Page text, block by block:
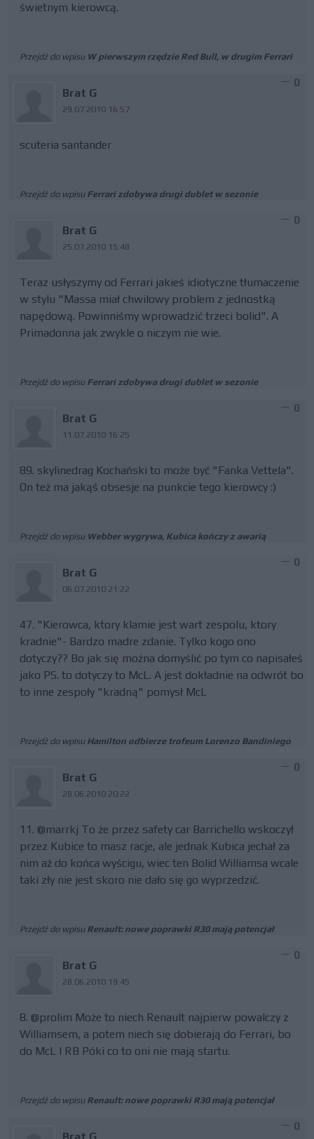
świetnym kierowcą.
Przejdź do wpisu W pierwszym rzędzie Red Bull, w drugim Ferrari
Brat G
29.07.2010 16:57
0
scuteria santander
Przejdź do wpisu Ferrari zdobywa drugi dublet w sezonie
Brat G
25.07.2010 15:48
0
Teraz usłyszymy od Ferrari jakieś idiotyczne tłumaczenie
w stylu "Massa miał chwilowy problem z jednostką
napędową. Powinniśmy wprowadzić trzeci bolid". A
Primadonna jak zwykle o niczym nie wie.
Przejdź do wpisu Ferrari zdobywa drugi dublet w sezonie
Brat G
11.07.2010 16:25
0
89. skylinedrag Kochański to może być "Fanka Vettela".
On też ma jakąś obsesje na punkcie tego kierowcy :)
Przejdź do wpisu Webber wygrywa, Kubica kończy z awarią
Brat G
06.07.2010 21:22
0
47. "Kierowca, ktory klamie jest wart zespolu, ktory
kradnie"- Bardzo madre zdanie. Tylko kogo ono
dotyczy?? Bo jak się można domyślić po tym co napisałeś
jako PS. to dotyczy to McL. A jest dokładnie na odwrót bo
to inne zespoły "kradną" pomysł McL
Przejdź do wpisu Hamilton odbierze trofeum Lorenzo Bandiniego
Brat G
28.06.2010 20:22
0
11. @marrkj To że przez safety car Barrichello wskoczył
przez Kubice to masz racje, ale jednak Kubica jechał za
nim aż do końca wyścigu, wiec ten Bolid Williamsa wcale
taki zły nie jest skoro nie dało się go wyprzedzić.
Przejdź do wpisu Renault: nowe poprawki R30 mają potencjał
Brat G
28.06.2010 19:45
0
8. @prolim Może to niech Renault najpierw powalczy z
Williamsem, a potem niech się dobierają do Ferrari, bo
do McL I RB Póki co to oni nie mają startu.
Przejdź do wpisu Renault: nowe poprawki R30 mają potencjał
0